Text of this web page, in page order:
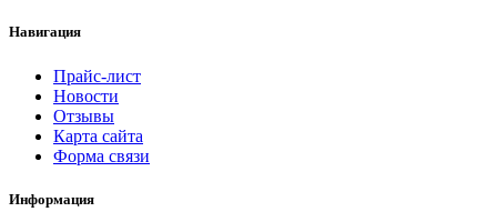
Навигация
Прайс-лист
Новости
Отзывы
Карта сайта
Форма связи
Информация